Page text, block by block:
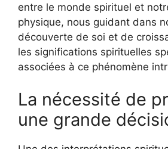
entre le monde spirituel et
physique, nous guidant dans
découverte de soi et de
les significations spirituelles
associées à ce phénomène
La nécessité de
une grande